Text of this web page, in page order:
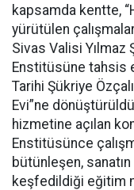
kapsamda kentte,
yürütülen
Sivas Valisi Yılmaz
Enstitüsüne tahsis
Tarihi Şükriye
Evi”ne
hizmetine açılan
Enstitüsünce
bütünleşen,
keşfedildiği eğitim